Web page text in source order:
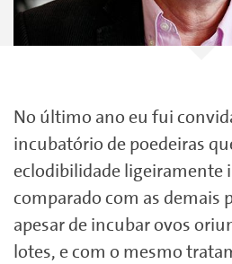
No último ano eu fui
incubatório de poedeiras
eclodibilidade ligeiramente
comparado com as demais
apesar de incubar ovos
lotes, e com o mesmo